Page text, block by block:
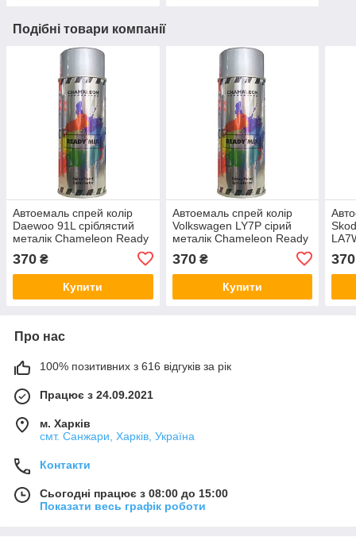
Подібні товари компанії
Автоемаль спрей колір
Daewoo 91L сріблястий
металік Chameleon Ready
370 ₴
Купити
Автоемаль спрей колір
Volkswagen LY7P сірий
металік Chameleon Ready
370₴
Купити
370
Про нас
100% позитивних з 616 відгуків за рік
Працює з 24.09.2021
м. Харків
смт. Санжари, Харків, Україна
Контакти
Сьогодні працює з 08:00 до 15:00
Показати весь графік роботи